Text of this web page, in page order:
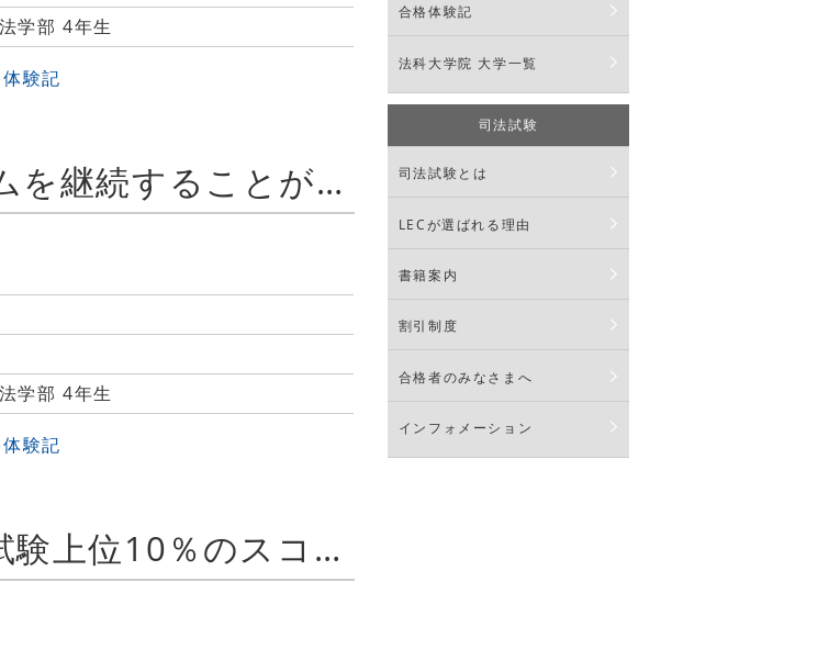
学部 4年生
験記
安易に休まず一定のリズムを継続することが合格への一歩!
学部 4年生
験記
適性試験対策講座で適性試験上位10％のスコアをマーク！
合格体験記
法科大学院 大学一覧
司法試験
司法試験とは
LECが選ばれる理由
書籍案内
割引制度
合格者のみなさまへ
インフォメーション